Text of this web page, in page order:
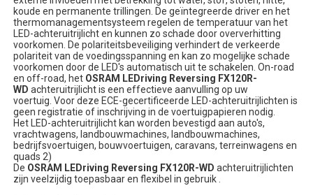
koude en permanente trillingen. De geïntegreerde driver en het
thermomanagementsysteem regelen de temperatuur van het
LED-achteruitrijlicht en kunnen zo schade door oververhitting
voorkomen. De polariteitsbeveiliging verhindert de verkeerde
polariteit van de voedingsspanning en kan zo mogelijke schade
voorkomen door de LED's automatisch uit te schakelen. On-road
en off-road, het OSRAM LEDriving Reversing FX120R-
WD achteruitrijlicht is een effectieve aanvulling op uw
voertuig. Voor deze ECE-gecertificeerde LED-achteruitrijlichten is
geen registratie of inschrijving in de voertuigpapieren nodig.
Het LED-achteruitrijlicht kan worden bevestigd aan auto's,
vrachtwagens, landbouwmachines, landbouwmachines,
bedrijfsvoertuigen, bouwvoertuigen, caravans, terreinwagens en
quads 2)
De OSRAM LEDriving Reversing FX120R-WD achteruitrijlichten
zijn veelzijdig toepasbaar en flexibel in gebruik .